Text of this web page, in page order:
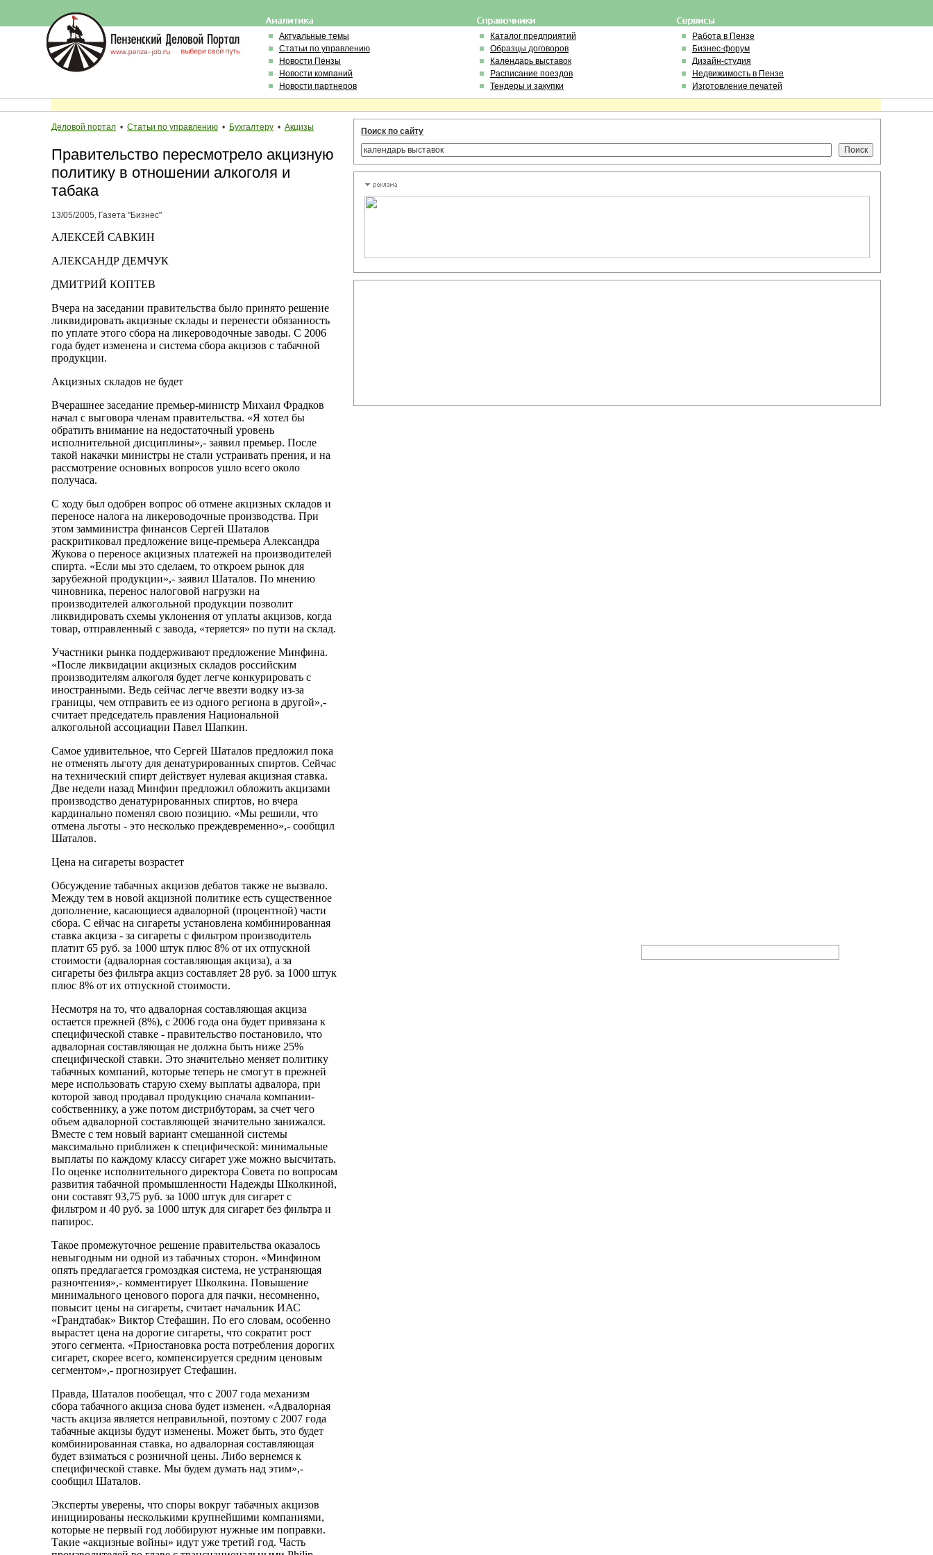
Актуальные темы
Статьи по управлению
Новости Пензы
Новости компаний
Новости партнеров
Каталог предприятий
Образцы договоров
Календарь выставок
Расписание поездов
Тендеры и закупки
Работа в Пензе
Бизнес-форум
Дизайн-студия
Недвижимость в Пензе
Изготовление печатей
Деловой портал • Статьи по управлению • Бухгалтеру • Акцизы
Правительство пересмотрело акцизную
политику в отношении алкоголя и
табака
13/05/2005, Газета "Бизнес"
АЛЕКСЕЙ САВКИН
АЛЕКСАНДР ДЕМЧУК
ДМИТРИЙ КОПТЕВ
Вчера на заседании правительства было принято решение
ликвидировать акцизные склады и перенести обязанность
по уплате этого сбора на ликероводочные заводы. C 2006
года будет изменена и система сбора акцизов с табачной
продукции.
Акцизных складов не будет
Вчерашнее заседание премьер-министр Михаил Фрадков
начал с выговора членам правительства. «Я хотел бы
обратить внимание на недостаточный уровень
исполнительной дисциплины»,- заявил премьер. После
такой накачки министры не стали устраивать прения, и на
рассмотрение основных вопросов ушло всего около
получаса.
С ходу был одобрен вопрос об отмене акцизных складов и
переносе налога на ликероводочные производства. При
этом замминистра финансов Сергей Шаталов
раскритиковал предложение вице-премьера Александра
Жукова о переносе акцизных платежей на производителей
спирта. «Если мы это сделаем, то откроем рынок для
зарубежной продукции»,- заявил Шаталов. По мнению
чиновника, перенос налоговой нагрузки на
производителей алкогольной продукции позволит
ликвидировать схемы уклонения от уплаты акцизов, когда
товар, отправленный с завода, «теряется» по пути на склад.
Участники рынка поддерживают предложение Минфина.
«После ликвидации акцизных складов российским
производителям алкоголя будет легче конкурировать с
иностранными. Ведь сейчас легче ввезти водку из-за
границы, чем отправить ее из одного региона в другой»,-
считает председатель правления Национальной
алкогольной ассоциации Павел Шапкин.
Самое удивительное, что Сергей Шаталов предложил пока
не отменять льготу для денатурированных спиртов. Сейчас
на технический спирт действует нулевая акцизная ставка.
Две недели назад Минфин предложил обложить акцизами
производство денатурированных спиртов, но вчера
кардинально поменял свою позицию. «Мы решили, что
отмена льготы - это несколько преждевременно»,- сообщил
Шаталов.
Цена на сигареты возрастет
Обсуждение табачных акцизов дебатов также не вызвало.
Между тем в новой акцизной политике есть существенное
дополнение, касающиеся адвалорной (процентной) части
сбора. С ейчас на сигареты установлена комбинированная
ставка акциза - за сигареты с фильтром производитель
платит 65 руб. за 1000 штук плюс 8% от их отпускной
стоимости (адвалорная составляющая акциза), а за
сигареты без фильтра акциз составляет 28 руб. за 1000 штук
плюс 8% от их отпускной стоимости.
Несмотря на то, что адвалорная составляющая акциза
остается прежней (8%), с 2006 года она будет привязана к
специфической ставке - правительство постановило, что
адвалорная составляющая не должна быть ниже 25%
специфической ставки. Это значительно меняет политику
табачных компаний, которые теперь не смогут в прежней
мере использовать старую схему выплаты адвалора, при
которой завод продавал продукцию сначала компании-
собственнику, а уже потом дистрибуторам, за счет чего
объем адвалорной составляющей значительно занижался.
Вместе с тем новый вариант смешанной системы
максимально приближен к специфической: минимальные
выплаты по каждому классу сигарет уже можно высчитать.
По оценке исполнительного директора Совета по вопросам
развития табачной промышленности Надежды Школкиной,
они составят 93,75 руб. за 1000 штук для сигарет с
фильтром и 40 руб. за 1000 штук для сигарет без фильтра и
папирос.
Такое промежуточное решение правительства оказалось
невыгодным ни одной из табачных сторон. «Минфином
опять предлагается громоздкая система, не устраняющая
разночтения»,- комментирует Школкина. Повышение
минимального ценового порога для пачки, несомненно,
повысит цены на сигареты, считает начальник ИАС
«Грандтабак» Виктор Стефашин. По его словам, особенно
вырастет цена на дорогие сигареты, что сократит рост
этого сегмента. «Приостановка роста потребления дорогих
сигарет, скорее всего, компенсируется средним ценовым
сегментом»,- прогнозирует Стефашин.
Правда, Шаталов пообещал, что с 2007 года механизм
сбора табачного акциза снова будет изменен. «Адвалорная
часть акциза является неправильной, поэтому с 2007 года
табачные акцизы будут изменены. Может быть, это будет
комбинированная ставка, но адвалорная составляющая
будет взиматься с розничной цены. Либо вернемся к
специфической ставке. Мы будем думать над этим»,-
сообщил Шаталов.
Эксперты уверены, что споры вокруг табачных акцизов
инициированы несколькими крупнейшими компаниями,
которые не первый год лоббируют нужные им поправки.
Такие «акцизные войны» идут уже третий год. Часть
Поиск по сайту